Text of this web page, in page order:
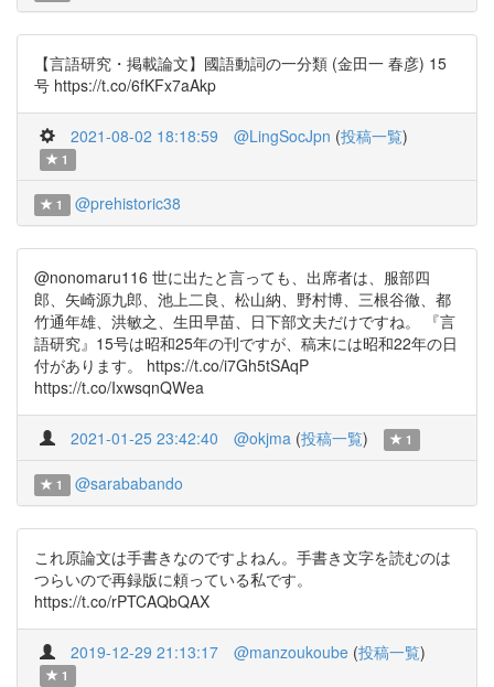
【言語研究・掲載論文】國語動詞の一分類 (金田一 春彦) 15
号 https://t.co/6fKFx7aAkp
2021-08-02 18:18:59 @LingSocJpn (投稿一覧)
1
1 @prehistoric38
@nonomaru116 世に出たと言っても、出席者は、服部四
郎、矢崎源九郎、池上二良、松山納、野村博、三根谷徹、都
竹通年雄、洪敏之、生田早苗、日下部文夫だけですね。 『言
語研究』15号は昭和25年の刊ですが、稿末には昭和22年の日
付があります。 https://t.co/i7Gh5tSAqP
https://t.co/IxwsqnQWea
2021-01-25 23:42:40 @okjma (投稿一覧) 1
1 @sarababando
これ原論文は手書きなのですよねん。手書き文字を読むのは
つらいので再録版に頼っている私です。
https://t.co/rPTCAQbQAX
2019-12-29 21:13:17 @manzoukoube (投稿一覧)
1